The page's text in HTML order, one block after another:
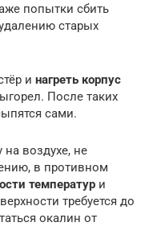
попытки сбить
старых
и нагреть корпус
После таких
сами.
воздухе, не
в противном
температур и
требуется до
окалин от